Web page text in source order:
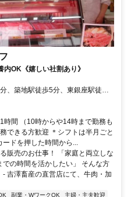
OK《嬉しい社割あり》
、築地駅徒歩5分、東銀座駅徒歩7
間 （10時からや14時まで勤務も
できる方歓迎 ＊シフトは半月ごと
ドを押した時間から...
販売のお仕事！ 「家庭と両立しな
の時間を活かしたい」 そんな方
吉澤畜産の直営店にて、牛肉・加
副業・WワークOK 主婦・主夫歓迎